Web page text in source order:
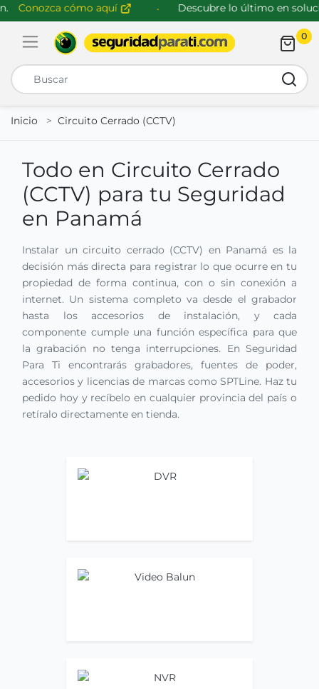
Conozca cómo aquí Descubre lo último en
Abrir menú de navegación
0
Inicio
Circuito Cerrado (CCTV)
Todo en Circuito Cerrado
(CCTV) para tu Seguridad
en Panamá
Instalar un circuito cerrado (CCTV) en Panamá es la
decisión más directa para registrar lo que ocurre en tu
propiedad de forma continua, con o sin conexión a
internet. Un sistema completo va desde el grabador
hasta los accesorios de instalación, y cada
componente cumple una función específica para que
la grabación no tenga interrupciones. En Seguridad
Para Ti encontrarás grabadores, fuentes de poder,
accesorios y licencias de marcas como SPTLine. Haz tu
pedido hoy y recíbelo en cualquier provincia del país o
retíralo directamente en tienda.